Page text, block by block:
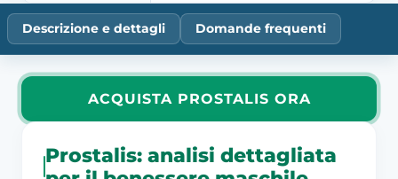
Descrizione e dettagli Domande frequenti
ACQUISTA PROSTALIS ORA
Prostalis: analisi dettagliata